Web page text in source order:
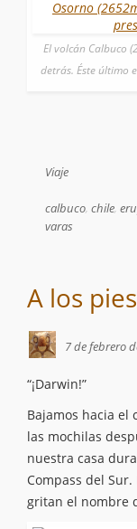
El volcán Calbuco
detrás. Éste último
Viaje
calbuco, chile,
varas
A los
7 de febrero
“¡Darwin!”
Bajamos hacia el
las mochilas
nuestra casa
Compass del
gritan el nombre